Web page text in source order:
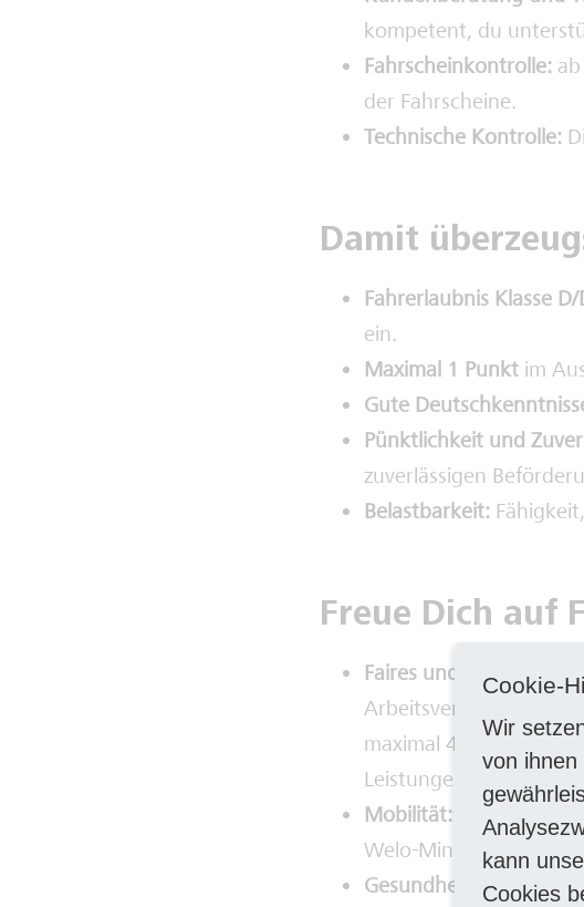
kompetent, du
Fahrscheinkontrolle:
der Fahrscheine.
Technische Kontrolle:
Damit
Fahrerlaubnis Klasse D/
ein.
Maximal 1 Punkt im
Gute
Pünktlichkeit und
zuverlässigen
Belastbarkeit:
Freue Dich auf
Faires und attraktives
Arbeitsvertrag nach
maximal 4
Leistungen freuen.
Mobilität:
Welo-Minuten und
Gesundheit:
Profitiere
Cookie-
Wir
von ihnen
kann
Cookies